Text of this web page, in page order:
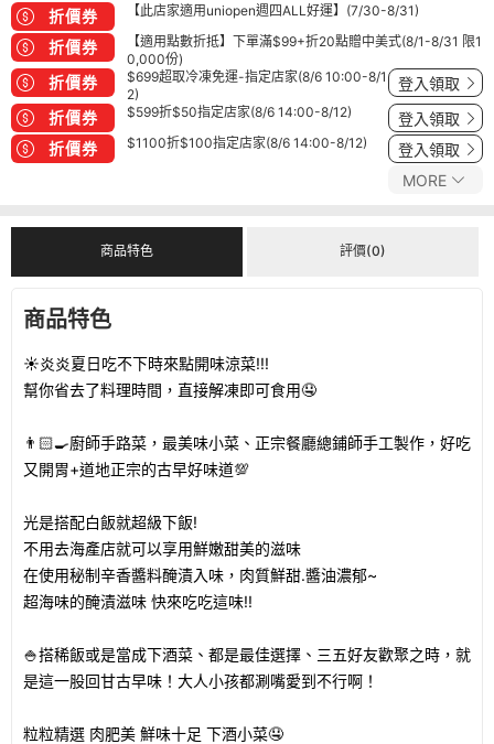
折價券 【此店家適用uniopen週四ALL好運】(7/30-8/31)
折價券
【適用點數折抵】下單滿$99+折20點贈中美式(8/1-8/31 限1
0,000份)
折價券
$699超取冷凍免運-指定店家(8/6 10:00-8/1
2)
登入領取
折價券 $599折$50指定店家(8/6 14:00-8/12) 登入領取
折價券 $1100折$100指定店家(8/6 14:00-8/12) 登入領取
MORE
商品特色 評價(0)
商品特色
☀️炎炎夏日吃不下時來點開味涼菜!!!
幫你省去了料理時間，直接解凍即可食用🤤
👨🏻‍🍳廚師手路菜，最美味小菜、正宗餐廳總鋪師手工製作，好吃
又開胃+道地正宗的古早好味道💯
光是搭配白飯就超級下飯!
不用去海產店就可以享用鮮嫩甜美的滋味
在使用秘制辛香醬料醃漬入味，肉質鮮甜.醬油濃郁~
超海味的醃漬滋味 快來吃吃這味!!
🍚搭稀飯或是當成下酒菜、都是最佳選擇、三五好友歡聚之時，就
是這一股回甘古早味！大人小孩都涮嘴愛到不行啊！
粒粒精選 肉肥美 鮮味十足 下酒小菜🤤